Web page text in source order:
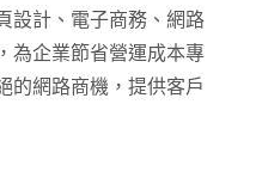
設計、電子商務、網路
為企業節省營運成本專
的網路商機，提供客戶